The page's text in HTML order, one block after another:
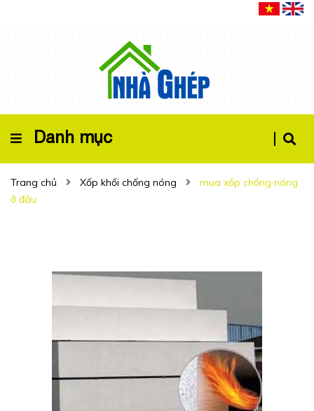
Danh mục
Trang chủ Xốp khối chống nóng
mua xốp chống nóng
ở đâu